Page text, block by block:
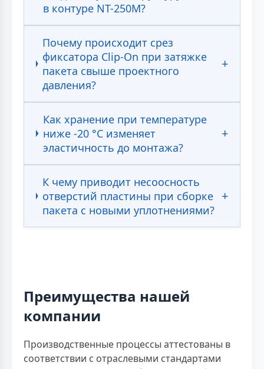
в контуре NT-250M?
Почему происходит срез
фиксатора Clip-On при затяжке
пакета свыше проектного
давления?
Как хранение при температуре
ниже -20 °С изменяет
эластичность до монтажа?
К чему приводит несоосность
отверстий пластины при сборке
пакета с новыми уплотнениями?
Преимущества нашей
компании
Производственные процессы аттестованы в
соответствии с отраслевыми стандартами